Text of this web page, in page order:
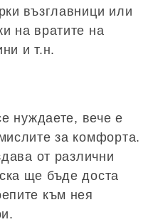
възглавници или
на вратите на
и т.н.
нуждаете, вече е
за комфорта.
от различни
ще бъде доста
към нея